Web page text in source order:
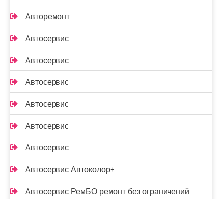
Авторемонт
Автосервис
Автосервис
Автосервис
Автосервис
Автосервис
Автосервис
Автосервис Автоколор+
Автосервис РемБО ремонт без ограничений